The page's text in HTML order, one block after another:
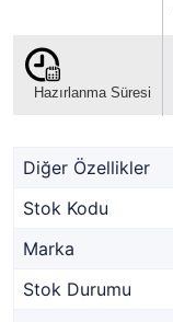
Hazırlanma Süresi
Diğer Özellikler
Stok Kodu
Marka
Stok Durumu